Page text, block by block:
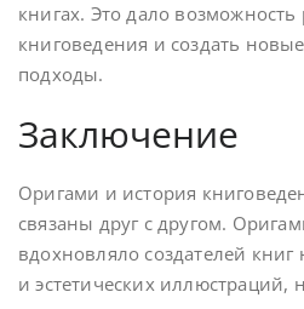
книгах. Это дало
книговедения и создать
подходы.
Заключение
Оригами и история
связаны друг с другом.
вдохновляло создателей
и эстетических иллюстраций,